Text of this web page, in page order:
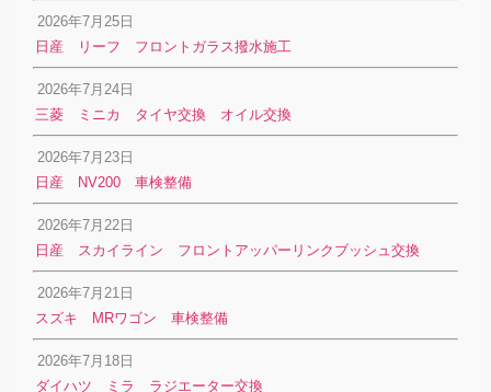
2026年7月25日
日産 リーフ フロントガラス撥水施工
2026年7月24日
三菱 ミニカ タイヤ交換 オイル交換
2026年7月23日
日産 NV200 車検整備
2026年7月22日
日産 スカイライン フロントアッパーリンクブッシュ交換
2026年7月21日
スズキ MRワゴン 車検整備
2026年7月18日
ダイハツ ミラ ラジエーター交換